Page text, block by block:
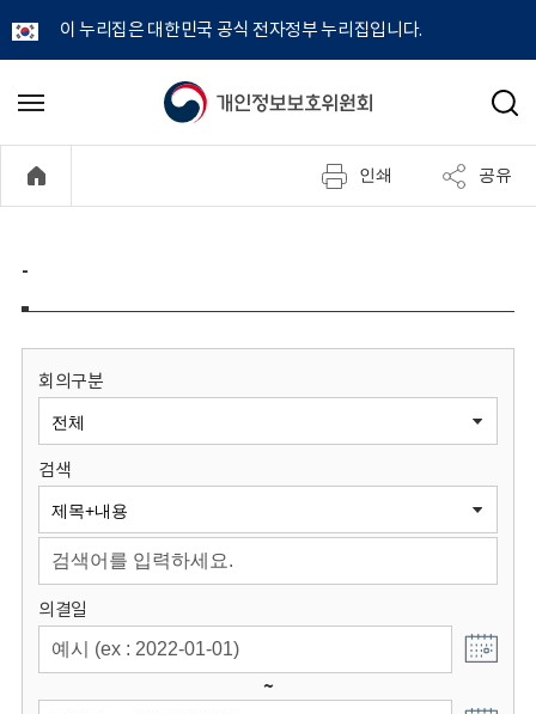
이 누리집은 대한민국 공식 전자정부 누리집입니다.
개
정
보
원
회
메
기
검
인쇄 공유
-
회의구분
검색
의결일
~